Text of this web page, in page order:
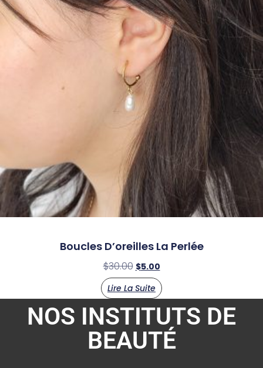
Boucles D’oreilles La Perlée
$30.00 $5.00
Lire La Suite
NOS INSTITUTS DE
BEAUTÉ